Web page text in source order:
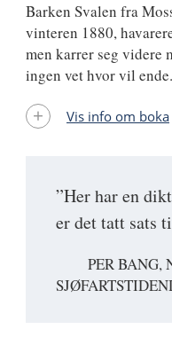
”Her har en
er det tatt sats
PER BANG,
Barken Svalen fra
vinteren 1880,
men karrer seg videre
ingen vet hvor vil ende.
Vis info om boka